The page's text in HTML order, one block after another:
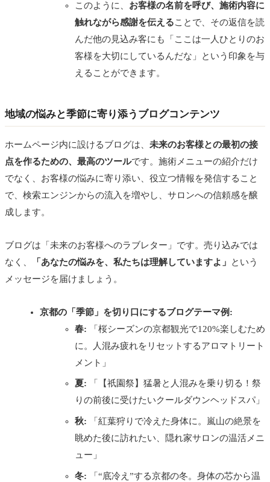
このように、 お客様の名前を呼び、施術内容に
触れながら感謝を伝えることで、その返信を読
んだ他の見込み客にも「ここは一人ひとりのお
客様を大切にしているんだな」という印象を与
えることができます。
地域の悩みと季節に寄り添うブログコンテンツ
ホームページ内に設けるブログは、 未来のお客様との最初の接
点を作るための、最高のツールです。施術メニューの紹介だけ
でなく、お客様の悩みに寄り添い、役立つ情報を発信すること
で、検索エンジンからの流入を増やし、サロンへの信頼感を醸
成します。
ブログは「未来のお客様へのラブレター」です。売り込みでは
なく、
「あなたの悩みを、私たちは理解していますよ」
という
メッセージを届けましょう。
京都の「季節」を切り口にするブログテーマ例:
春: 「桜シーズンの京都観光で120%楽しむため
に。人混み疲れをリセットするアロマトリート
メント」
夏: 「【祇園祭】猛暑と人混みを乗り切る！祭
りの前後に受けたいクールダウンヘッドスパ」
秋: 「紅葉狩りで冷えた身体に。嵐山の絶景を
眺めた後に訪れたい、隠れ家サロンの温活メニ
ュー」
冬: 「“底冷え”する京都の冬。身体の芯から温